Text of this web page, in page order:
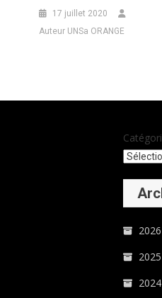
17 juillet 2020
Auteur UNSa ORANGE
2026
2025
2024